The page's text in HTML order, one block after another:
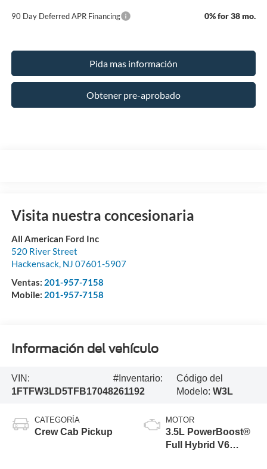
90 Day Deferred APR Financing 0% for 38 mo.
Pida mas información
Obtener pre-aprobado
Visita nuestra concesionaria
All American Ford Inc
520 River Street
Hackensack, NJ 07601-5907
Ventas: 201-957-7158
Mobile: 201-957-7158
Información del vehículo
VIN:
1FTFW3LD5TFB17048
#Inventario:
261192
Código del
Modelo: W3L
CATEGORÍA
Crew Cab Pickup
MOTOR
3.5L PowerBoost®
Full Hybrid V6